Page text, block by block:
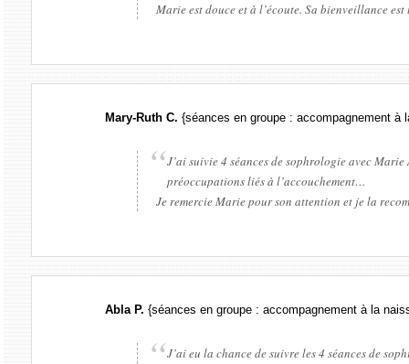
Marie est douce et à l’écoute. Sa bienveillance
Mary-Ruth C. {séances en groupe : accompagnement à
J’ai suivie 4 séances de sophrologie avec
préoccupations liés à l’accouchement…
Je remercie Marie pour son attention et je la
Abla P. {séances en groupe : accompagnement à la
J’ai eu la chance de suivre les 4 séances de